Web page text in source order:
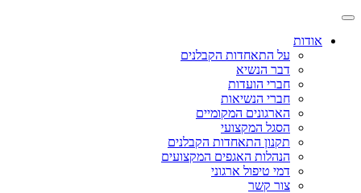
אודות
על התאחדות הקבלנים
דבר הנשיא
חברי הועדות
חברי הנשיאות
הארגונים המקומיים
הסגל המקצועי
תקנון התאחדות הקבלנים
הנהלות האגפים המקצועים
דמי טיפול ארגוני
צור קשר